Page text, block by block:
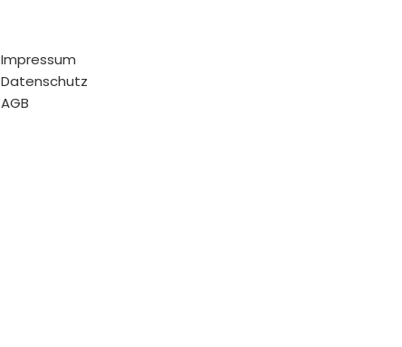
Impressum
Datenschutz
AGB